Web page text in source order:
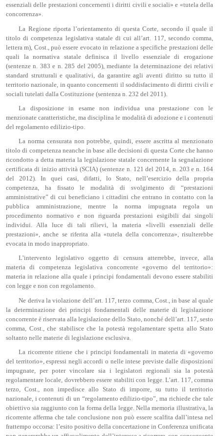
essenziali delle prestazioni concernenti i diritti civili e sociali» e «tutela della
concorrenza».
La Regione riporta l’orientamento di questa Corte, secondo il quale il
titolo di competenza legislativa statale di cui all’art. 117, secondo comma,
lettera m), Cost., può essere evocato in relazione a specifiche prestazioni delle
quali la normativa statale definisca il livello essenziale di erogazione
(sentenze n. 383 e n. 285 del 2005), mediante la determinazione dei relativi
standard strutturali e qualitativi, da garantire agli aventi diritto su tutto il
territorio nazionale, in quanto concernenti il soddisfacimento di diritti civili e
sociali tutelati dalla Costituzione (sentenza n. 232 del 2011).
La disposizione in esame non individua una prestazione con le
menzionate caratteristiche, ma disciplina le modalità di adozione e i contenuti
del regolamento edilizio-tipo.
La norma censurata non potrebbe, quindi, essere ascritta al menzionato
titolo di competenza neanche in base alle decisioni di questa Corte che hanno
ricondotto a detta materia la legislazione statale concernente la segnalazione
certificata di inizio attività (SCIA) (sentenze n. 121 del 2014, n. 203 e n. 164
del 2012). In quei casi, difatti, lo Stato, nell’esercizio della propria
competenza, ha fissato le modalità di svolgimento di “prestazioni
amministrative” di cui beneficiano i cittadini che entrano in contatto con la
pubblica amministrazione, mentre la norma impugnata regola un
procedimento normativo e non riguarda prestazioni esigibili dai singoli
individui. Alla luce di tali rilievi, la materia «livelli essenziali delle
prestazioni», anche se riferita alla «tutela della concorrenza», risulterebbe
evocata in modo inappropriato.
L’intervento legislativo oggetto di censura atterrebbe, invece, alla
materia di competenza legislativa concorrente «governo del territorio»:
materia in relazione alla quale i principi fondamentali devono essere stabiliti
con legge e non con regolamento.
Ne deriva la violazione dell’art. 117, terzo comma, Cost., in base al quale
la determinazione dei principi fondamentali delle materie di legislazione
concorrente è riservata alla legislazione dello Stato, nonché dell’art. 117, sesto
comma, Cost., che stabilisce che la potestà regolamentare spetta allo Stato
soltanto nelle materie di legislazione esclusiva.
La ricorrente ritiene che i principi fondamentali in materia di «governo
del territorio», espressi negli accordi o nelle intese previste dalle disposizioni
impugnate, per poter vincolare sia i legislatori regionali sia la potestà
regolamentare locale, dovrebbero essere stabiliti con legge. L’art. 117, comma
terzo, Cost., non impedisce allo Stato di imporre, su tutto il territorio
nazionale, i contenuti di un “regolamento edilizio-tipo”, ma richiede che tale
obiettivo sia raggiunto con la forma della legge. Nella memoria illustrativa, la
ricorrente afferma che tale conclusione non può essere scalfita dall’intesa nel
frattempo occorsa: l’esito positivo della concertazione in Conferenza unificata